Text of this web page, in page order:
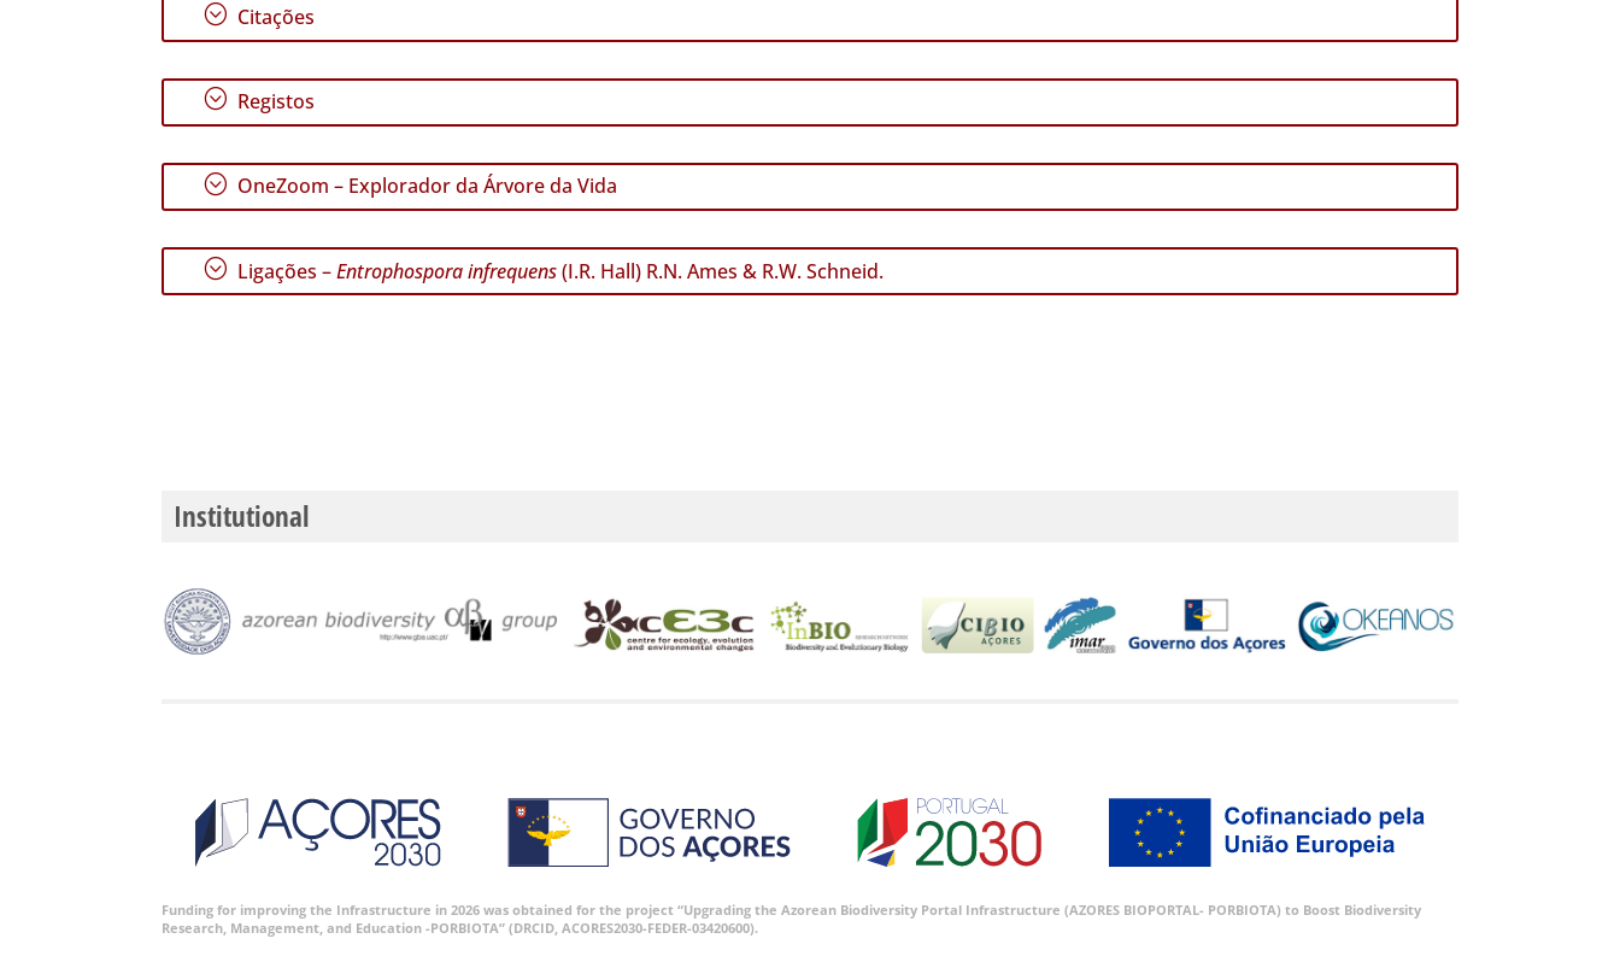
; Citações
; Registos
; OneZoom – Explorador da Árvore da Vida
; Ligações –Entrophospora infrequens(I.R. Hall) R.N. Ames & R.W. Schneid.
Institutional
Funding for improving the Infrastructure in 2026 was obtained for the project “Upgrading the Azorean Biodiversity Portal Infrastructure (AZORES BIOPORTAL- PORBIOTA) to Boost Biodiversity
Research, Management, and Education -PORBIOTA” (DRCID, ACORES2030-FEDER-03420600).